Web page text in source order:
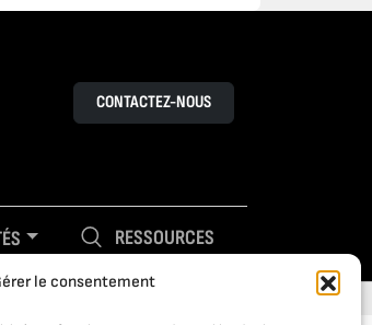
le consentement
CONTACTEZ-NOUS
RESSOURCES